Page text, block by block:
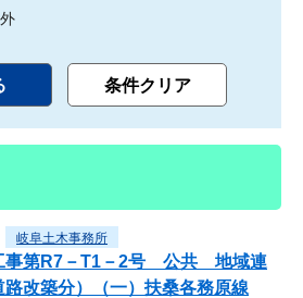
岐阜土木事務所
事第R7－T1－2号 公共 地域連
改築分）（一）扶桑各務原線